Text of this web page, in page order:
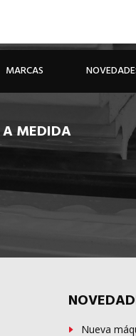
MARCAS
A MEDIDA
Nueva